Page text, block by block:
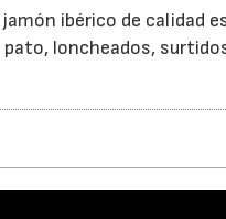
ibérico de calidad
loncheados,